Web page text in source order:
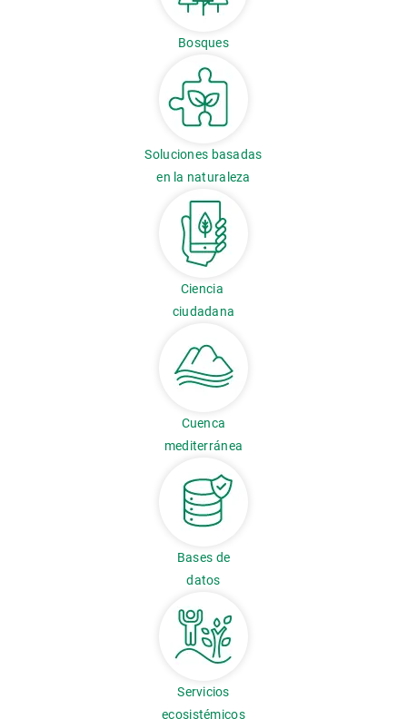
Bosques
Soluciones basadas
en la naturaleza
Ciencia
ciudadana
Cuenca
mediterránea
Bases de
datos
Servicios
ecosistémicos